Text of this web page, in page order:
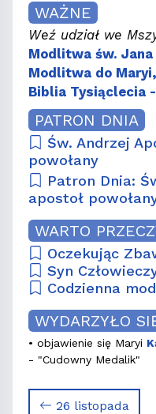
WAŻNE
Weź udział we
Modlitwa św. Jana
Modlitwa do
Biblia Tysiąclecia
PATRON DNIA
Św. Andrzej
powołany
Patron Dnia:
apostoł
WARTO
Oczekując
Syn
Codzienna
WYDARZYŁO
• objawienie się Maryi
- "Cudowny Medalik"
26 listopada